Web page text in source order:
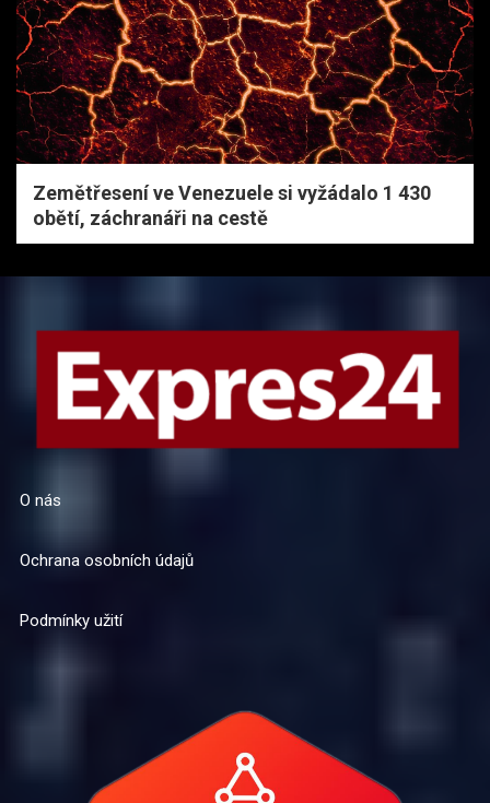
Zemětřesení ve Venezuele si vyžádalo 1 430
obětí, záchranáři na cestě
O nás
Ochrana osobních údajů
Podmínky užití